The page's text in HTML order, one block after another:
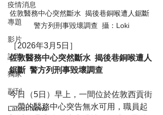
疫情消息
專題
影片
訪問
獨家
副刊
Latest News
佐敦醫務中心突然斷水  揭後巷銅喉遭人鋸斷
警方列刑事毀壞調查  攝：Loki
［2026年3月5日］
佐敦醫務中心突然斷水  揭後巷銅喉遭人
鋸斷  警方列刑事毀壞調查
今日（5日）早上，一間位於佐敦西貢街
一帶的醫務中心突告無水可用，職員起